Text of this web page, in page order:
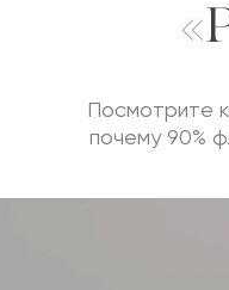
Посмотрите
почему 90%